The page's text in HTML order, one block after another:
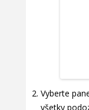
Vyberte
všetky